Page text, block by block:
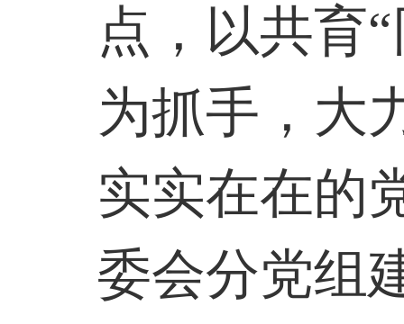
点，以共育
为抓手，大
实实在在的
委会分党组